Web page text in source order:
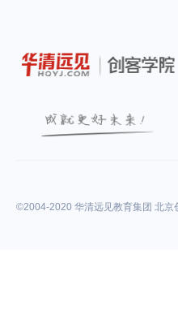
©2004-2020 华清远见教育集团 北